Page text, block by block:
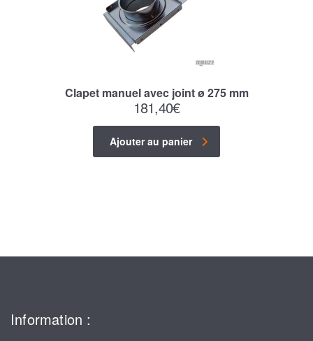
Clapet manuel avec joint ø 275 mm
181,40€
Ajouter au panier
Information :